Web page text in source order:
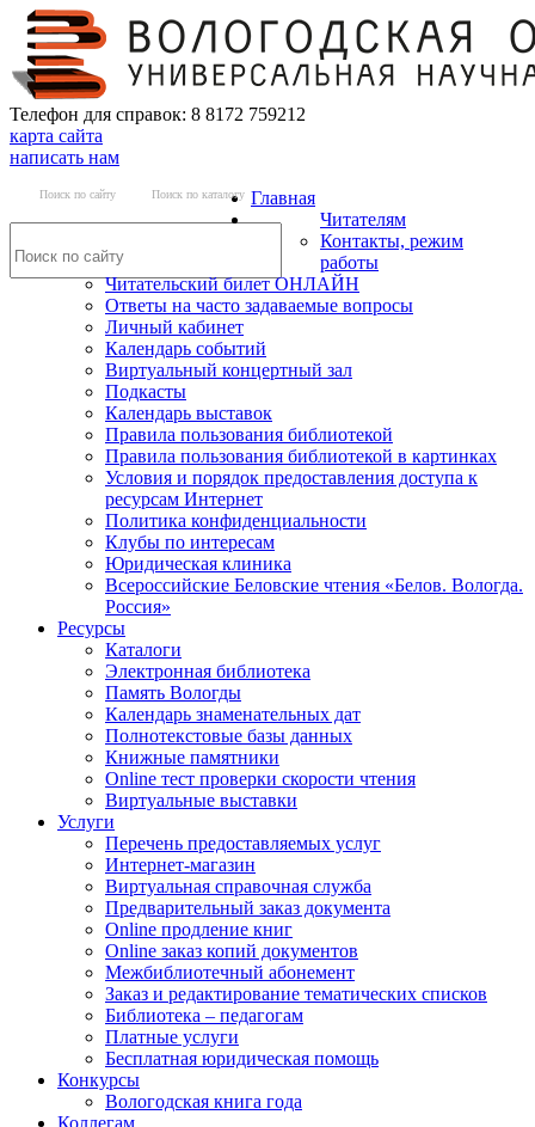
Телефон для справок: 8 8172 759212
карта сайта
написать нам
Поиск по сайту Поиск по каталогу Главная
Читателям
Контакты, режим
работы
Читательский билет ОНЛАЙН
Ответы на часто задаваемые вопросы
Личный кабинет
Календарь событий
Виртуальный концертный зал
Подкасты
Календарь выставок
Правила пользования библиотекой
Правила пользования библиотекой в картинках
Условия и порядок предоставления доступа к
ресурсам Интернет
Политика конфиденциальности
Клубы по интересам
Юридическая клиника
Всероссийские Беловские чтения «Белов. Вологда.
Россия»
Ресурсы
Каталоги
Электронная библиотека
Память Вологды
Календарь знаменательных дат
Полнотекстовые базы данных
Книжные памятники
Online тест проверки скорости чтения
Виртуальные выставки
Услуги
Перечень предоставляемых услуг
Интернет-магазин
Виртуальная справочная служба
Предварительный заказ документа
Online продление книг
Online заказ копий документов
Межбиблиотечный абонемент
Заказ и редактирование тематических списков
Библиотека – педагогам
Платные услуги
Бесплатная юридическая помощь
Конкурсы
Вологодская книга года
Коллегам